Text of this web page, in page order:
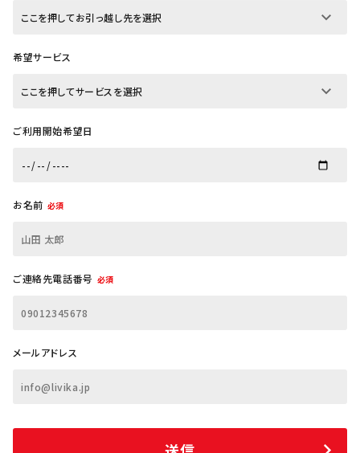
希望サービス
ご利用開始希望日
お名前 必須
ご連絡先電話番号 必須
メールアドレス